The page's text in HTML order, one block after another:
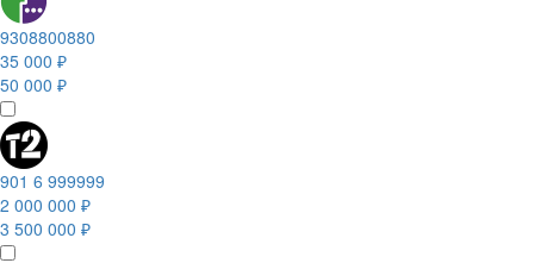
9308800880
35 000 ₽
50 000 ₽
901 6 999999
2 000 000 ₽
3 500 000 ₽